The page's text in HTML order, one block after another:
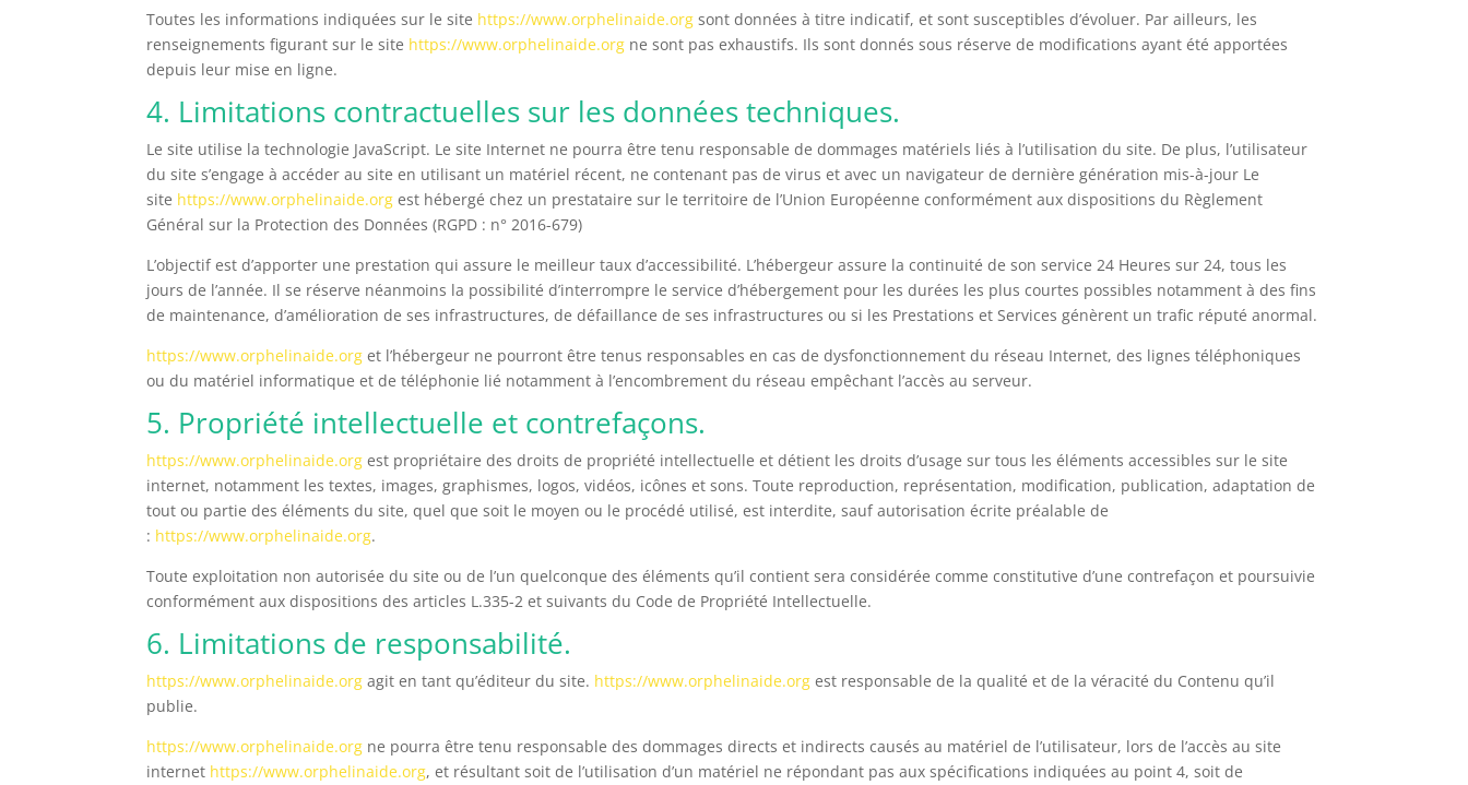
Toutes les informations indiquées sur le site https://www.orphelinaide.org sont données à titre indicatif, et sont susceptibles d’évoluer. Par ailleurs, les
renseignements figurant sur le site https://www.orphelinaide.org ne sont pas exhaustifs. Ils sont donnés sous réserve de modifications ayant été apportées
depuis leur mise en ligne.
4. Limitations contractuelles sur les données techniques.
Le site utilise la technologie JavaScript. Le site Internet ne pourra être tenu responsable de dommages matériels liés à l’utilisation du site. De plus, l’utilisateur
du site s’engage à accéder au site en utilisant un matériel récent, ne contenant pas de virus et avec un navigateur de dernière génération mis-à-jour Le
site https://www.orphelinaide.org est hébergé chez un prestataire sur le territoire de l’Union Européenne conformément aux dispositions du Règlement
Général sur la Protection des Données (RGPD : n° 2016-679)
L’objectif est d’apporter une prestation qui assure le meilleur taux d’accessibilité. L’hébergeur assure la continuité de son service 24 Heures sur 24, tous les
jours de l’année. Il se réserve néanmoins la possibilité d’interrompre le service d’hébergement pour les durées les plus courtes possibles notamment à des fins
de maintenance, d’amélioration de ses infrastructures, de défaillance de ses infrastructures ou si les Prestations et Services génèrent un trafic réputé anormal.
https://www.orphelinaide.org et l’hébergeur ne pourront être tenus responsables en cas de dysfonctionnement du réseau Internet, des lignes téléphoniques
ou du matériel informatique et de téléphonie lié notamment à l’encombrement du réseau empêchant l’accès au serveur.
5. Propriété intellectuelle et contrefaçons.
https://www.orphelinaide.org est propriétaire des droits de propriété intellectuelle et détient les droits d’usage sur tous les éléments accessibles sur le site
internet, notamment les textes, images, graphismes, logos, vidéos, icônes et sons. Toute reproduction, représentation, modification, publication, adaptation de
tout ou partie des éléments du site, quel que soit le moyen ou le procédé utilisé, est interdite, sauf autorisation écrite préalable de
: https://www.orphelinaide.org.
Toute exploitation non autorisée du site ou de l’un quelconque des éléments qu’il contient sera considérée comme constitutive d’une contrefaçon et poursuivie
conformément aux dispositions des articles L.335-2 et suivants du Code de Propriété Intellectuelle.
6. Limitations de responsabilité.
https://www.orphelinaide.org agit en tant qu’éditeur du site. https://www.orphelinaide.org est responsable de la qualité et de la véracité du Contenu qu’il
publie.
https://www.orphelinaide.org ne pourra être tenu responsable des dommages directs et indirects causés au matériel de l’utilisateur, lors de l’accès au site
internet https://www.orphelinaide.org, et résultant soit de l’utilisation d’un matériel ne répondant pas aux spécifications indiquées au point 4, soit de